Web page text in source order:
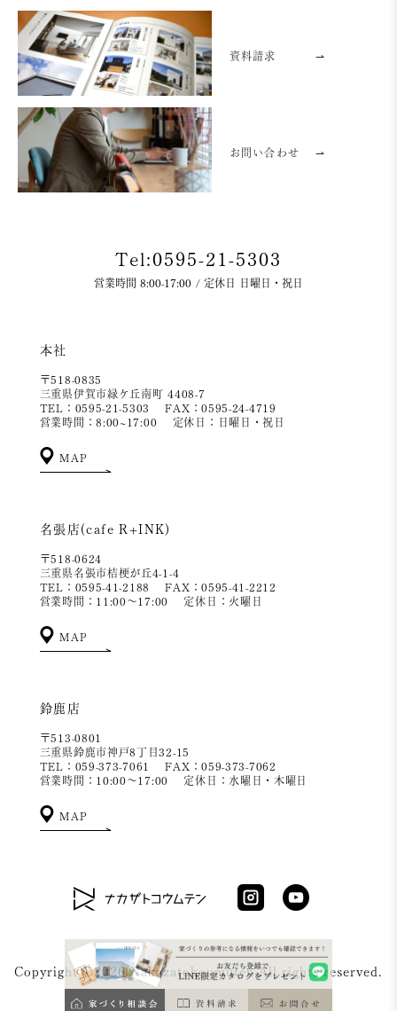
資料請求 ⇀
お問い合わせ ⇀
Tel:0595-21-5303
営業時間 8:00-17:00 / 定休日 日曜日・祝日
本社
〒518-0835
三重県伊賀市緑ケ丘南町 4408-7
TEL：0595-21-5303
FAX：0595-24-4719
営業時間：8:00~17:00
定休日：日曜日・祝日
MAP
名張店(cafe R+INK)
〒518-0624
三重県名張市桔梗が丘4-1-4
TEL：0595-41-2188
FAX：0595-41-2212
営業時間：11:00～17:00
定休日：火曜日
MAP
鈴鹿店
〒513-0801
三重県鈴鹿市神戸8丁目32-15
TEL：059-373-7061
FAX：059-373-7062
営業時間：10:00～17:00
定休日：水曜日・木曜日
MAP
Copyright ©2026 Nakazatokoumuten All rights reserved.